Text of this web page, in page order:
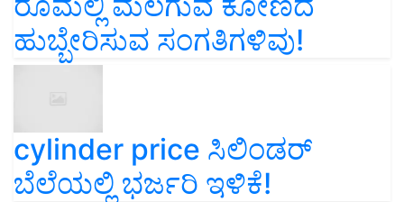
ಹುಬ್ಬೇರಿಸುವ ಸಂಗತಿಗಳಿವು!
cylinder price ಸಿಲಿಂಡರ್‌
ಬೆಲೆಯಲ್ಲಿ ಭರ್ಜರಿ ಇಳಿಕೆ!